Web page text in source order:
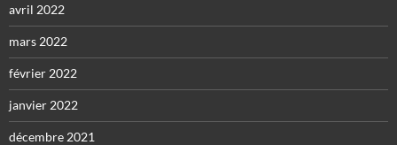
avril 2022
mars 2022
février 2022
janvier 2022
décembre 2021